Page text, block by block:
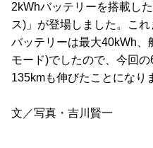
2kWhバッテリーを搭載し
ス)」が登場しました。こ
バッテリーは最大40kWh、
モード)でしたので、今回の
135kmも伸びたことになり
文／写真・吉川賢一